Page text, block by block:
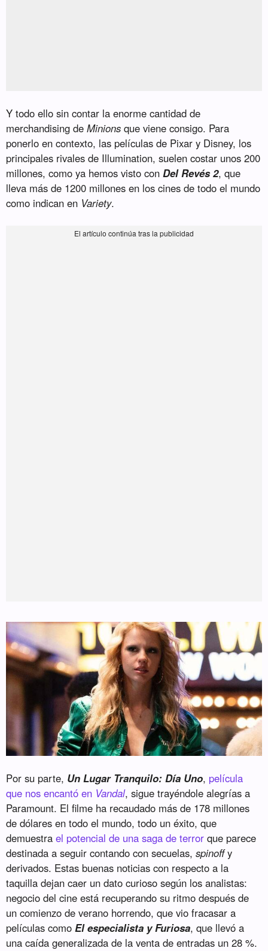
Y todo ello sin contar la enorme cantidad de
merchandising deMinions que viene consigo. Para
ponerlo en contexto, las películas de Pixar y Disney, los
principales rivales de Illumination, suelen costar unos 200
millones, como ya hemos visto conDel Revés 2, que
lleva más de 1200 millones en los cines de todo el mundo
como indican en Variety.
Por su parte, Un Lugar Tranquilo: Día Uno, película
que nos encantó en Vandal, sigue trayéndole alegrías a
Paramount. El filme ha recaudado más de 178 millones
de dólares en todo el mundo, todo un éxito, que
demuestrael potencial de una saga de terror que parece
destinada a seguir contando con secuelas,spinoffy
derivados. Estas buenas noticias con respecto a la
taquilla dejan caer un dato curioso según los analistas:
negocio del cine está recuperando su ritmo después de
un comienzo de verano horrendo, que vio fracasar a
películas comoEl especialista y Furiosa, que llevó a
una caída generalizada de la venta de entradas un 28 %.